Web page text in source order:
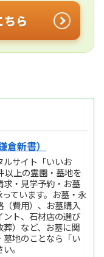
ちら
新書）
ルサイト「いいお
以上の霊園・墓地を
・見学予約・お墓
ています。お墓・永
費用）、お墓購入
ト、石材店の選び
）など、お墓に関
地のことなら「い
。